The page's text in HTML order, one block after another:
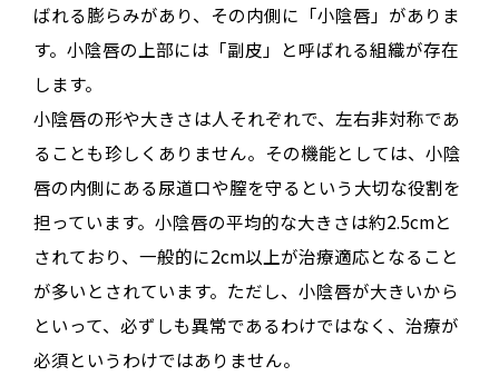
ばれる膨らみがあり、その内側に「小陰唇」がありま
す。小陰唇の上部には「副皮」と呼ばれる組織が存在
します。
小陰唇の形や大きさは人それぞれで、左右非対称であ
ることも珍しくありません。その機能としては、小陰
唇の内側にある尿道口や膣を守るという大切な役割を
担っています。小陰唇の平均的な大きさは約2.5cmと
されており、一般的に2cm以上が治療適応となること
が多いとされています。ただし、小陰唇が大きいから
といって、必ずしも異常であるわけではなく、治療が
必須というわけではありません。